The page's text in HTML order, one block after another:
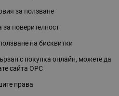
за ползване
за поверителност
на бисквитки
с покупка онлайн, можете да
сайта ОРС
права